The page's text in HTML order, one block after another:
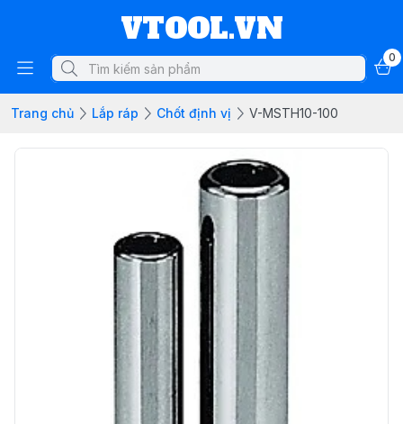
VTOOL.VN
0
Trang chủ Lắp ráp Chốt định vị V-MSTH10-100